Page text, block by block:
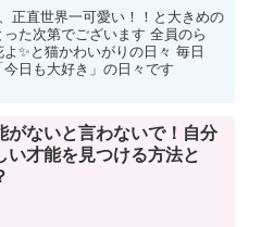
正直世界一可愛い！！と大きめの
た次第でございます 全員のら
✨と猫かわいがりの日々 毎日
今日も大好き」の日々です
がないと言わないで！自分
い才能を見つける方法と